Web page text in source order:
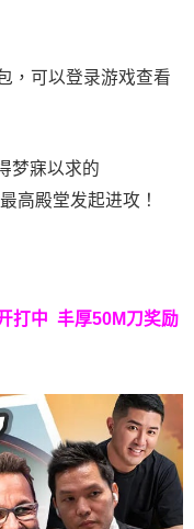
，可以登录游戏查看
梦寐以求的
高殿堂发起进攻！
打中 丰厚50M刀奖励